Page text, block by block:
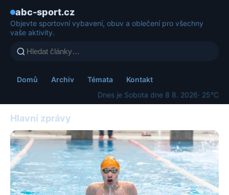
abc-sport.cz
Objevte sportovní vybavení, obuv a oblečení pro všechny
vaše aktivity.
Domů Archiv Témata
Kontakt
Dnes je Sobota dne 8 8. 2026· 25°C
Hlavní zprávy